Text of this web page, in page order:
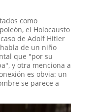
como
el Holocausto
caso de Adolf Hitler
de un niño
que "por su
y otra menciona a
es obvia: un
se parece a